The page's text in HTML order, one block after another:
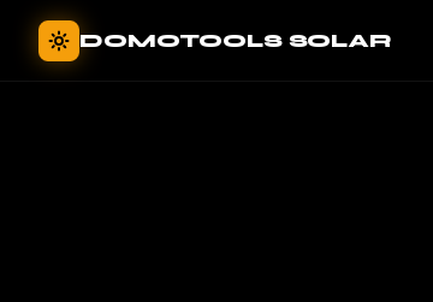
DOMOTOOLS SOLAR
Panneau de gestion des cookies